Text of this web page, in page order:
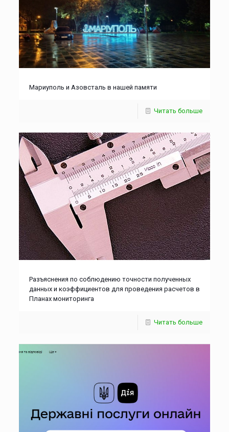
Мариуполь и Азовсталь в нашей памяти
Читать больше
Разъяснения по соблюдению точности полученных
данных и коэффициентов для проведения расчетов в
Планах мониторинга
Читать больше